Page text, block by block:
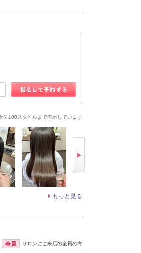
上位100スタイルまで表示しています
もっと見る
全員 サロンにご来店の全員の方